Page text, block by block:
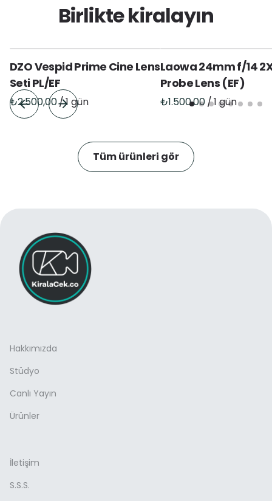
Birlikte kiralayın
DZO Vespid Prime Cine Lens
Seti PL/EF
/
Laowa 24mm f/14
Probe Lens (EF)
/
Tüm ürünleri gör
Hakkımızda
Stüdyo
Canlı Yayın
Ürünler
İletişim
S.S.S.